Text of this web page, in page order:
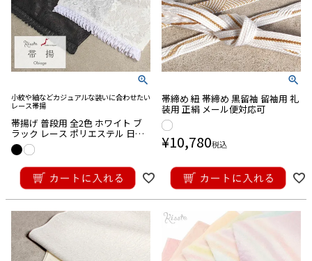
小紋や紬などカジュアルな装いに合わせたい
レース帯揚
帯揚げ 普段用 全2色 ホワイト ブ
ラック レース ポリエステル 日本
製 メール便対応可
8,250税込
帯締め 紐 帯締め 黒留袖 留袖用 礼
装用 正絹 メール便対応可
¥10,780税込